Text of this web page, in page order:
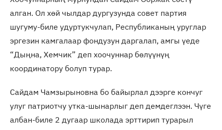
алган. Ол хөй чылдар дургузунда совет партия
шугуму-биле удуртукчулап, Республиканың уруглар
эргезин камгалаар фондузун даргалап, амгы үеде
“Дыңна, Хемчик” деп хоочуннар бөлүүнүң
координатору болуп турар.
Сайдам Чамзырыновна бо байырлал дээрге кончуг
улуг патриотчу утка-шынарлыг деп демдеглээн. Чүге
албан-биле 2 дугаар школада эрттирип турарыл